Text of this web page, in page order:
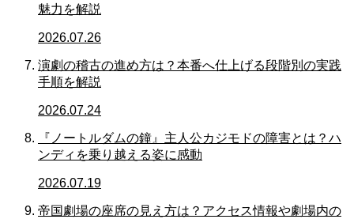
魅力を解説
2026.07.26
演劇の稽古の進め方は？本番へ仕上げる段階別の実践
手順を解説
2026.07.24
『ノートルダムの鐘』主人公カジモドの障害とは？ハ
ンディを乗り越える姿に感動
2026.07.19
帝国劇場の座席の見え方は？アクセス情報や劇場内の